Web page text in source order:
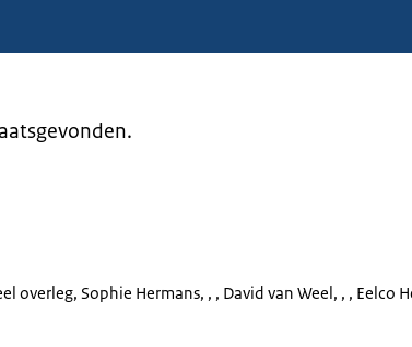
overleg, Sophie Hermans, , , David van Weel, , , Eelco